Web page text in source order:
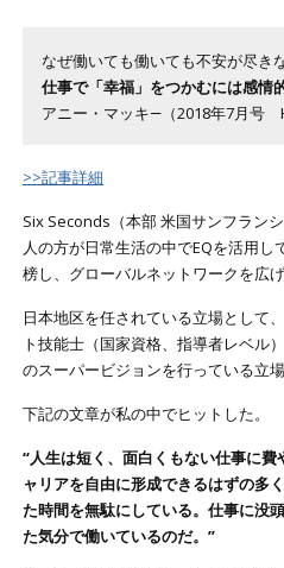
なぜ働いても働いても不安が尽き
仕事で「幸福」をつかむには感情
アニー・マッキ―（2018年7月号
>>記事詳細
Six Seconds（本部 米国サンフラン
人の方が日常生活の中でEQを活用
榜し、グローバルネットワークを広げ
日本地区を任されている立場として
ト技能士（国家資格、指導者レベル
のスーパービジョンを行っている立
下記の文章が私の中でヒットした。
“人生は短く、面白くもない仕事に
ャリアを自由に形成できるはずの多
た時間を無駄にしている。仕事に没
た気分で働いているのだ。”